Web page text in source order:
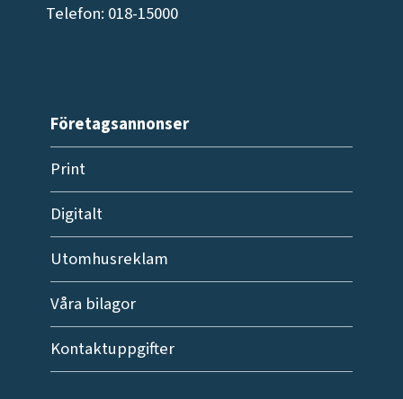
Telefon: 018-15000
Företagsannonser
Print
Digitalt
Utomhusreklam
Våra bilagor
Kontaktuppgifter